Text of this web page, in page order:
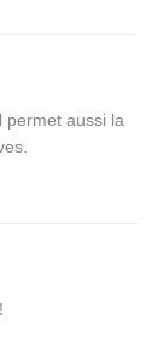
permet aussi la